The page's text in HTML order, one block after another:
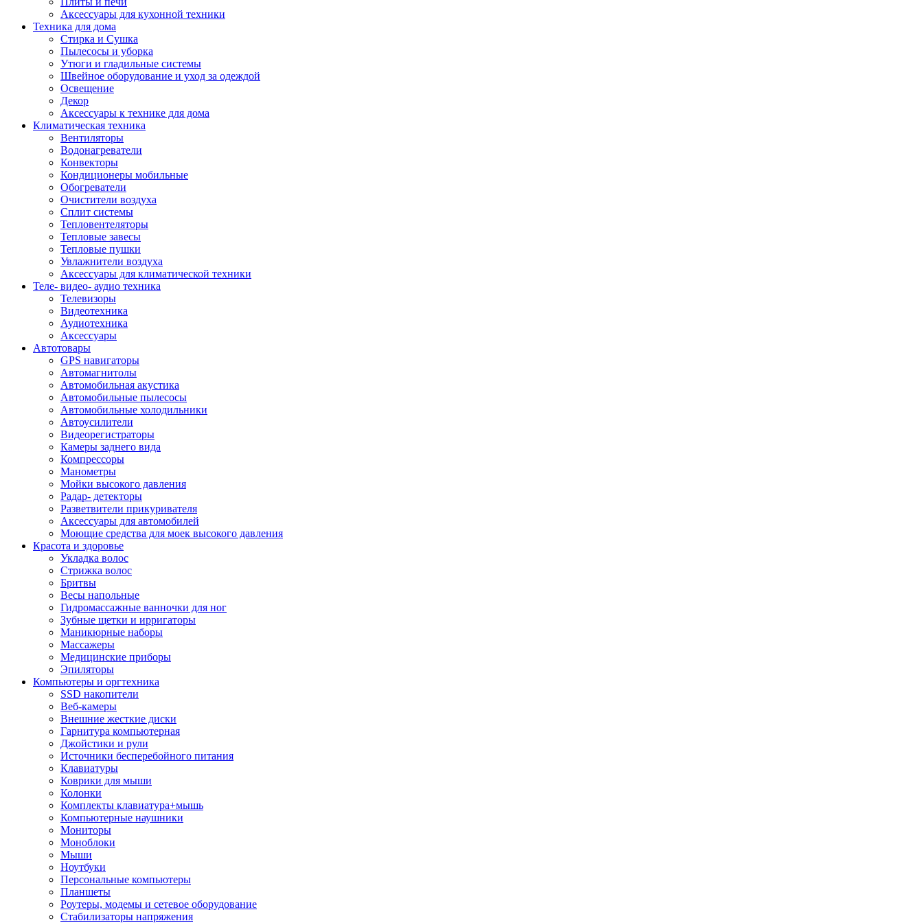
Аксессуары для кухонной техники
Техника для дома
Стирка и Сушка
Пылесосы и уборка
Утюги и гладильные системы
Швейное оборудование и уход за одеждой
Освещение
Декор
Аксессуары к технике для дома
Климатическая техника
Вентиляторы
Водонагреватели
Конвекторы
Кондиционеры мобильные
Обогреватели
Очистители воздуха
Сплит системы
Тепловентеляторы
Тепловые завесы
Тепловые пушки
Увлажнители воздуха
Аксессуары для климатической техники
Теле- видео- аудио техника
Телевизоры
Видеотехника
Аудиотехника
Аксессуары
Автотовары
GPS навигаторы
Автомагнитолы
Автомобильная акустика
Автомобильные пылесосы
Автомобильные холодильники
Автоусилители
Видеорегистраторы
Камеры заднего вида
Компрессоры
Манометры
Мойки высокого давления
Радар- детекторы
Разветвители прикуривателя
Аксессуары для автомобилей
Моющие средства для моек высокого давления
Красота и здоровье
Укладка волос
Стрижка волос
Бритвы
Весы напольные
Гидромассажные ванночки для ног
Зубные щетки и ирригаторы
Маникюрные наборы
Массажеры
Медицинские приборы
Эпиляторы
Компьютеры и оргтехника
SSD накопители
Веб-камеры
Внешние жесткие диски
Гарнитура компьютерная
Джойстики и рули
Источники бесперебойного питания
Клавиатуры
Коврики для мыши
Колонки
Комплекты клавиатура+мышь
Компьютерные наушники
Мониторы
Моноблоки
Мыши
Ноутбуки
Персональные компьютеры
Планшеты
Роутеры, модемы и сетевое оборудование
Стабилизаторы напряжения